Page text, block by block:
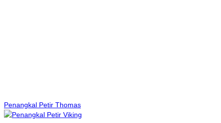
Penangkal Petir Thomas